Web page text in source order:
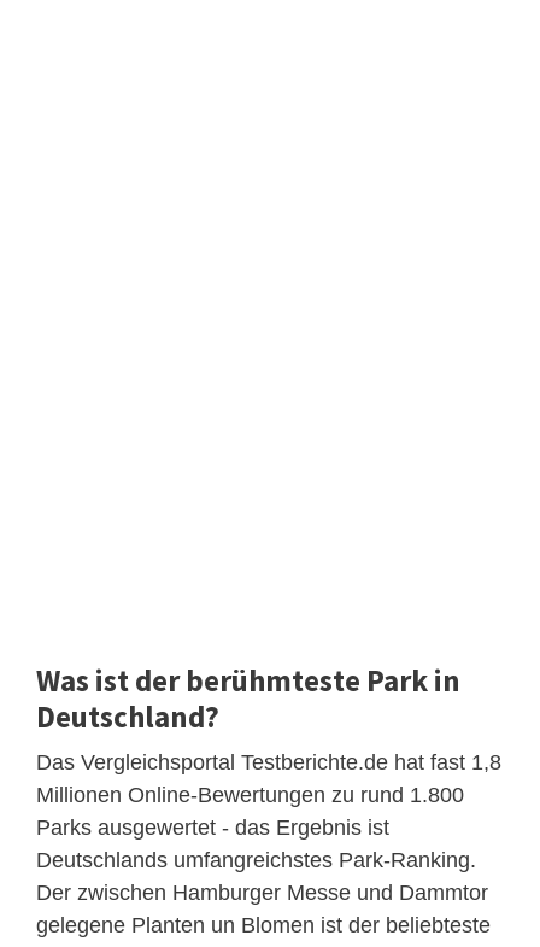
Was ist der berühmteste Park in
Deutschland?
Das Vergleichsportal Testberichte.de hat fast 1,8
Millionen Online-Bewertungen zu rund 1.800
Parks ausgewertet - das Ergebnis ist
Deutschlands umfangreichstes Park-Ranking.
Der zwischen Hamburger Messe und Dammtor
gelegene Planten un Blomen ist der beliebteste